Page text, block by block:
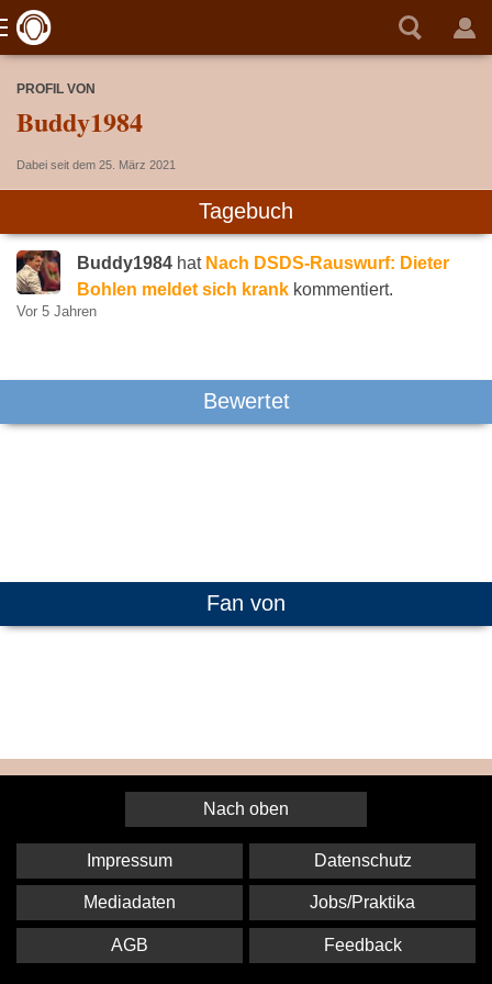
PROFIL VON
Buddy1984
Dabei seit dem 25. März 2021
Tagebuch
Buddy1984 hat Nach DSDS-Rauswurf: Dieter
Bohlen meldet sich krank kommentiert.
Vor 5 Jahren
Bewertet
Fan von
Nach oben
Impressum Datenschutz
Mediadaten Jobs/Praktika
AGB Feedback